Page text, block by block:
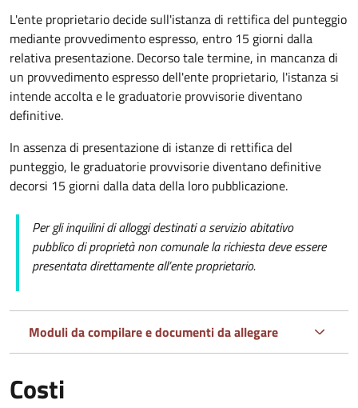
L'ente proprietario decide sull'istanza di rettifica del punteggio
mediante provvedimento espresso, entro 15 giorni dalla
relativa presentazione. Decorso tale termine, in mancanza di
un provvedimento espresso dell'ente proprietario, l'istanza si
intende accolta e le graduatorie provvisorie diventano
definitive.
In assenza di presentazione di istanze di rettifica del
punteggio, le graduatorie provvisorie diventano definitive
decorsi 15 giorni dalla data della loro pubblicazione.
Per gli inquilini di alloggi destinati a servizio abitativo
pubblico di proprietà non comunale la richiesta deve essere
presentata direttamente all’ente proprietario.
Moduli da compilare e documenti da allegare
Costi